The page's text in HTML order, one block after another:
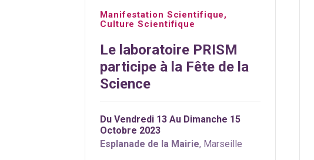
Manifestation Scientifique,
Culture Scientifique
Le laboratoire PRISM
participe à la Fête de la
Science
Du Vendredi 13 Au Dimanche 15
Octobre 2023
Esplanade de la Mairie, Marseille